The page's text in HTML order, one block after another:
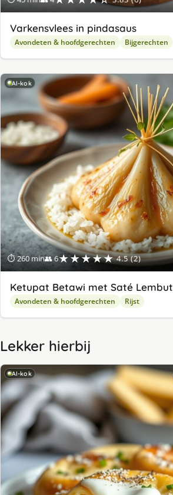
Varkensvlees in pindasaus
Avondeten & hoofdgerechten Bijgerechten
AI-kok
⏱ 260 min👥 6★★★★★ 4.5 (2)
Ketupat Betawi met Saté Lembut
Avondeten & hoofdgerechten Rijst
Lekker hierbij
AI-kok